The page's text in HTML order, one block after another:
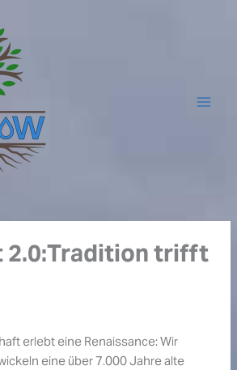
2.0:Tradition trifft
erlebt eine Renaissance: Wir
eine über 7.000 Jahre alte